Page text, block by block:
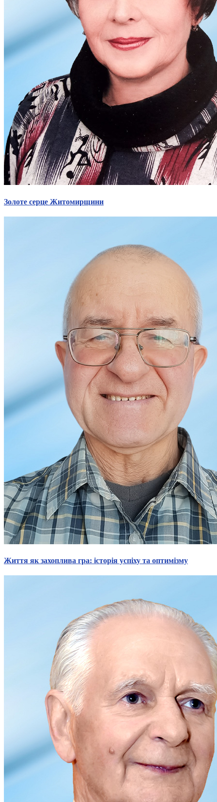
Закарпатська область
Запорізька область
Івано-Франківська область
Київська область
Кіровоградська область
Львівська область
Миколаївська область
Одеська область
Полтавська область
Рівненська область
Сумська область
Тернопільська область
Харківська область
Херсонська область
Хмельницька область
Чернівецька область
Вивчаємо жестову мову
Дитяча сторінка
Новини про жестову мову
Ресурс для вивчення жестових мов різних країн
Проєкт "Жестова мова для поліцейських"
Про шахрайські схеми
ВІКТОРИНА
На допомогу військовим
Медична термінологія жестовою мовою
Статут УТОГ
Нормативна база УТОГ
Конвенція ООН
Законодавство
Декларації
Документи ВФГ
Міжнародні документи
Золоте серце Житомирщини
Життя як захоплива гра: історія успіху та оптимізму